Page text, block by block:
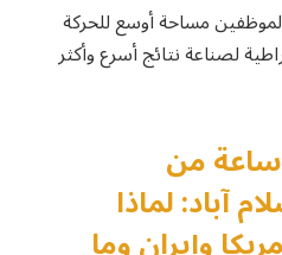
مساحة أوسع للحركة
لصناعة نتائج أسرع وأكثر
لا تفوّت قراءة: 21 ساعة من
آباد: لماذا